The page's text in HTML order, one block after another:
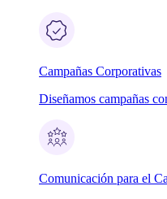
Campañas Corporativas
Diseñamos campañas
Comunicación para el